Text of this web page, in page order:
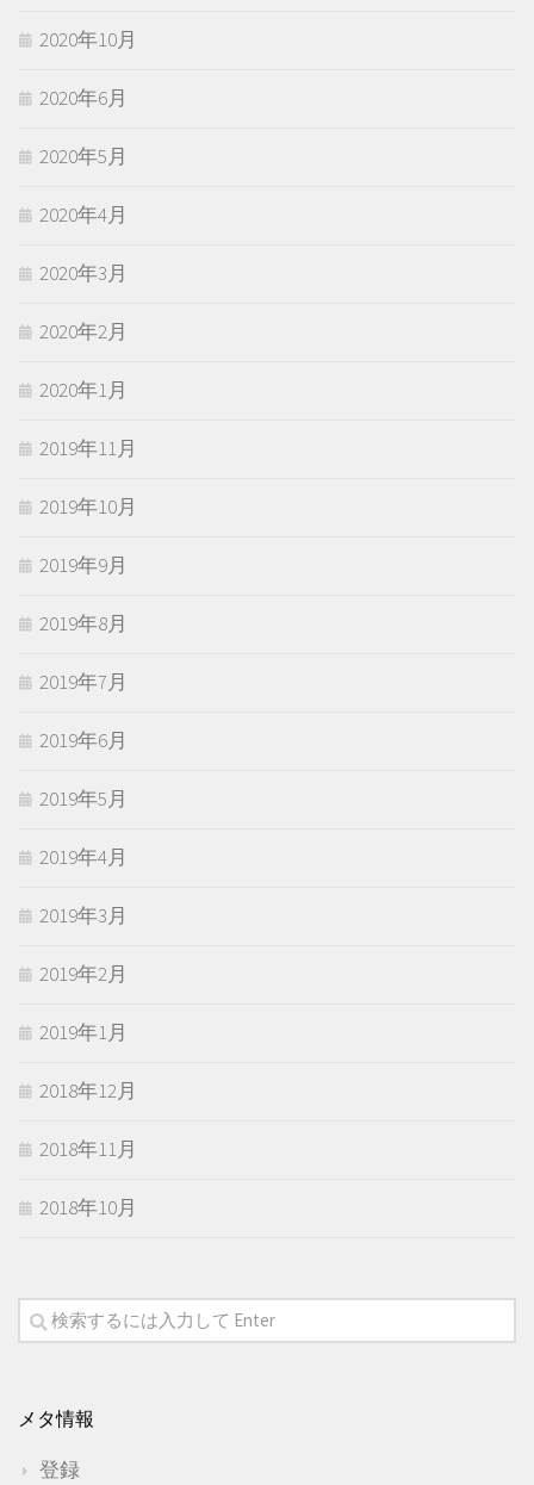
2020年10月
2020年6月
2020年5月
2020年4月
2020年3月
2020年2月
2020年1月
2019年11月
2019年10月
2019年9月
2019年8月
2019年7月
2019年6月
2019年5月
2019年4月
2019年3月
2019年2月
2019年1月
2018年12月
2018年11月
2018年10月
メタ情報
登録